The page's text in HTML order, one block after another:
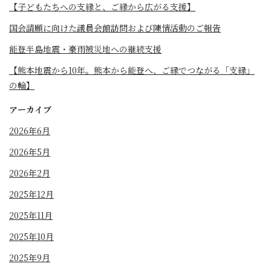
【子どもたちへの支縁と、ご縁から広がる支援】
国会請願に向けた議員会館訪問および陳情活動のご報告
能登半島地震・豪雨被災地への継続支援
【熊本地震から10年。熊本から能登へ、ご縁でつながる「支縁」
の輪】
アーカイブ
2026年6月
2026年5月
2026年2月
2025年12月
2025年11月
2025年10月
2025年9月